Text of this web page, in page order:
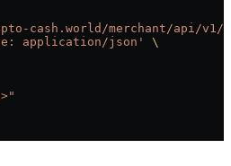
cash.world/merchant/api/v1/
application/json'
\